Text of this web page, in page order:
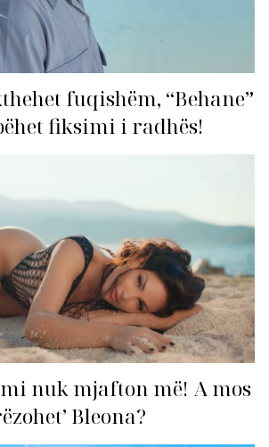
fuqishëm, “Behane”
fiksimi i radhës!
nuk mjafton më! A mos
Bleona?